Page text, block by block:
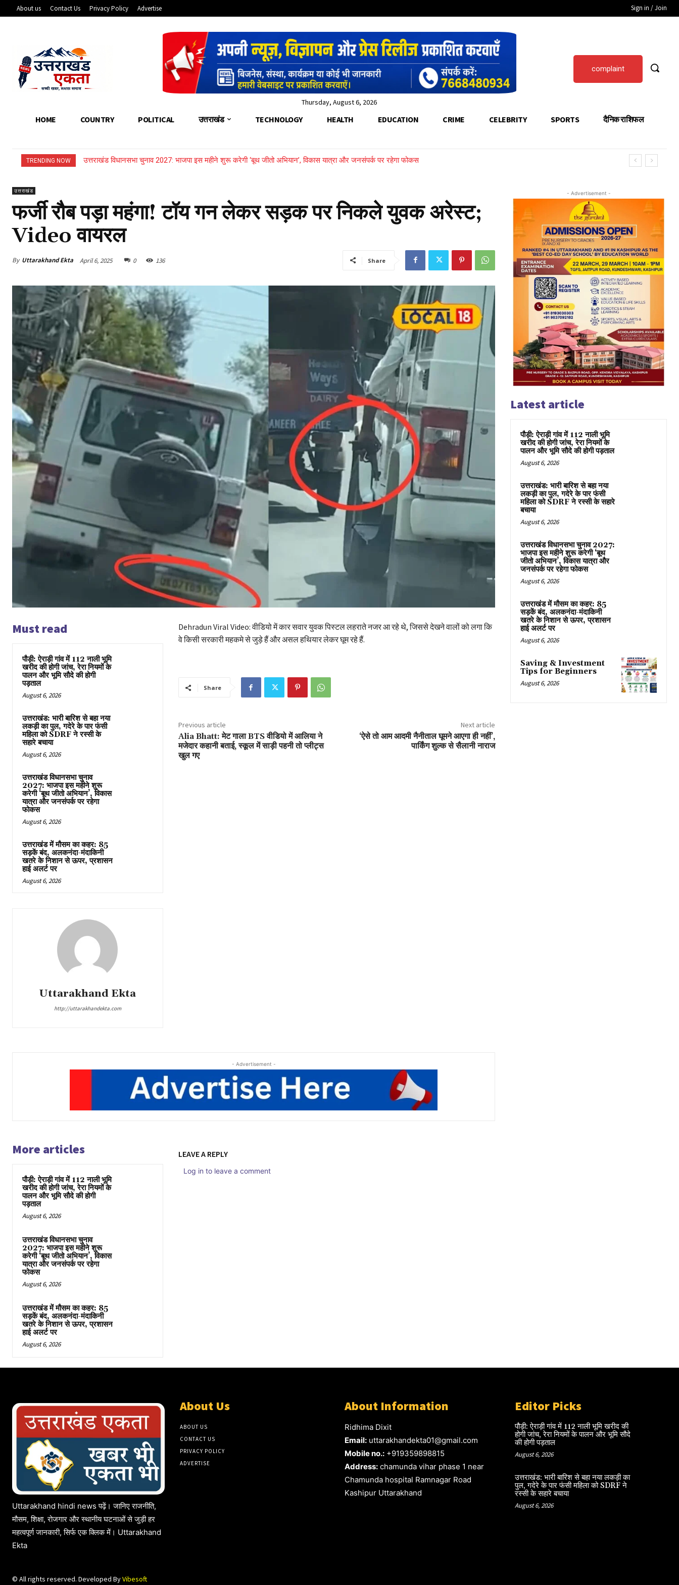
About us Contact Us Privacy Policy Advertise Sign in / Join
Thursday, August 6, 2026
complaint
HOME COUNTRY POLITICAL उत्तराखंड TECHNOLOGY HEALTH EDUCATION CRIME CELEBRITY SPORTS दैनिक राशिफल
TRENDING NOW उत्तराखंड विधानसभा चुनाव 2027: भाजपा इस महीने शुरू करेगी ‘बूथ जीतो अभियान’, विकास यात्रा और जनसंपर्क पर रहेगा फोकस
उत्तराखंड में मौसम का कहर: 85 सड़कें बंद, अलकनंदा-मंदाकिनी खतरे के निशान से ऊपर, प्रशासन हाई अलर्ट पर
उत्तराखंड
फर्जी रौब पड़ा महंगा! टॉय गन लेकर सड़क पर निकले युवक अरेस्ट;
Video वायरल
By Uttarakhand Ekta April 6, 2025 0 136 Share
Must read
पौड़ी: ऐराड़ी गांव में 112 नाली भूमि
खरीद की होगी जांच, रेरा नियमों के
पालन और भूमि सौदे की होगी
पड़ताल
August 6, 2026
उत्तराखंड: भारी बारिश से बहा नया
लकड़ी का पुल, गदेरे के पार फंसी
महिला को SDRF ने रस्सी के
सहारे बचाया
August 6, 2026
उत्तराखंड विधानसभा चुनाव
2027: भाजपा इस महीने शुरू
करेगी ‘बूथ जीतो अभियान’, विकास
यात्रा और जनसंपर्क पर रहेगा
फोकस
August 6, 2026
उत्तराखंड में मौसम का कहर: 85
सड़कें बंद, अलकनंदा-मंदाकिनी
खतरे के निशान से ऊपर, प्रशासन
हाई अलर्ट पर
August 6, 2026
Uttarakhand Ekta
http://uttarakhandekta.com
Dehradun Viral Video: वीडियो में कार सवार युवक पिस्टल लहराते नजर आ रहे थे, जिससे देखने वालों को लगा कि
वे किसी सरकारी महकमे से जुड़े हैं और असल हथियार लेकर घूम रहे हैं.
Share
Previous article
Alia Bhatt: मेट गाला BTS वीडियो में आलिया ने
मजेदार कहानी बताई, स्कूल में साड़ी पहनी तो प्लीट्स
खुल गए
Next article
‘ऐसे तो आम आदमी नैनीताल घूमने आएगा ही नहीं’,
पार्किंग शुल्क से सैलानी नाराज
- Advertisement -
More articles
पौड़ी: ऐराड़ी गांव में 112 नाली भूमि
खरीद की होगी जांच, रेरा नियमों के
पालन और भूमि सौदे की होगी
पड़ताल
August 6, 2026
उत्तराखंड विधानसभा चुनाव
2027: भाजपा इस महीने शुरू
करेगी ‘बूथ जीतो अभियान’, विकास
यात्रा और जनसंपर्क पर रहेगा
फोकस
August 6, 2026
उत्तराखंड में मौसम का कहर: 85
सड़कें बंद, अलकनंदा-मंदाकिनी
खतरे के निशान से ऊपर, प्रशासन
हाई अलर्ट पर
August 6, 2026
LEAVE A REPLY
Log in to leave a comment
- Advertisement -
Latest article
पौड़ी: ऐराड़ी गांव में 112 नाली भूमि
खरीद की होगी जांच, रेरा नियमों के
पालन और भूमि सौदे की होगी पड़ताल
August 6, 2026
उत्तराखंड: भारी बारिश से बहा नया
लकड़ी का पुल, गदेरे के पार फंसी
महिला को SDRF ने रस्सी के सहारे
बचाया
August 6, 2026
उत्तराखंड विधानसभा चुनाव 2027:
भाजपा इस महीने शुरू करेगी ‘बूथ
जीतो अभियान’, विकास यात्रा और
जनसंपर्क पर रहेगा फोकस
August 6, 2026
उत्तराखंड में मौसम का कहर: 85
सड़कें बंद, अलकनंदा-मंदाकिनी
खतरे के निशान से ऊपर, प्रशासन
हाई अलर्ट पर
August 6, 2026
Saving & Investment
Tips for Beginners
August 6, 2026
Uttarakhand hindi news पढ़ें। जानिए राजनीति,
मौसम, शिक्षा, रोजगार और स्थानीय घटनाओं से जुड़ी हर
महत्वपूर्ण जानकारी, सिर्फ एक क्लिक में। Uttarakhand
Ekta
© All rights reserved. Developed ByVibesoft
About Us
ABOUT US
CONTACT US
PRIVACY POLICY
ADVERTISE
About Information
Ridhima Dixit
Email: uttarakhandekta01@gmail.com
Mobile no.: +919359898815
Address: chamunda vihar phase 1 near
Chamunda hospital Ramnagar Road
Kashipur Uttarakhand
Editor Picks
पौड़ी: ऐराड़ी गांव में 112 नाली भूमि खरीद की
होगी जांच, रेरा नियमों के पालन और भूमि सौदे
की होगी पड़ताल
August 6, 2026
उत्तराखंड: भारी बारिश से बहा नया लकड़ी का
पुल, गदेरे के पार फंसी महिला को SDRF ने
रस्सी के सहारे बचाया
August 6, 2026